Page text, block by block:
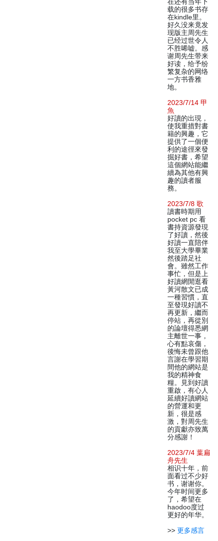
载的很多书存
在kindle里。
好久没来竟发
现版主周先生
已经过世令人
不胜唏嘘。感
谢周先生带来
好读，给予纷
繁复杂的网络
一方书香雅
地。
2023/7/14 甲
魚
好讀的出現，
使我重措對書
籍的興趣，它
提供了一個便
利的途徑來發
掘好書，希望
這個網站能繼
續為其他有興
趣的讀者服
務。
2023/7/8 歌
讀書時期用
pocket pc 看
書持資源發現
了好讀，然後
好讀一直陪伴
我至大學畢業
然後踏足社
會。雖然工作
事忙，但是上
好讀網閒逛看
黃河散文已成
一種習慣，直
至發現好讀不
再更新，繼而
停站，再從別
的論壇得悉網
主離世一事，
心有點哀傷，
後悔未曾跟他
言謝在學習期
間他的網站是
我的精神食
糧。見到好讀
重啟，有心人
延續好讀網站
的營運和更
新，很是感
激，對周先生
的貢獻亦致萬
分感謝！
2023/7/4 葉扁
舟先生
相识十年，前
面看过不少好
书，谢谢你。
今年时间更多
了，希望在
haodoo度过
更好的年华。
>> 更多感言